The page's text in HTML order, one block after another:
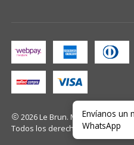
2026 Le Brun. Muebles, arte y
Todos los derechos reservados.
Envíanos un
WhatsApp